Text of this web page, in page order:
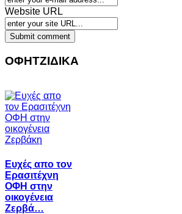
Website URL
ΟΦΗΤΖΙΔΙΚΑ
Ευχές απο τον
Ερασιτέχνη
ΟΦΗ στην
οικογένεια
Ζερβά…